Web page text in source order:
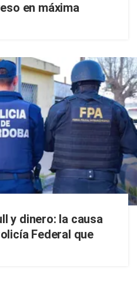
en máxima
y dinero: la causa
Federal que